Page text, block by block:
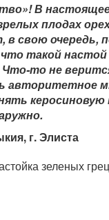
В
плодах
в свою
такой
то не
авторитетное
керосиновую
г. Элиста